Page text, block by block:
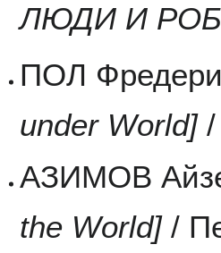
ЛЮДИ И
ПОЛ
under World]/
АЗИМОВ
the World]/